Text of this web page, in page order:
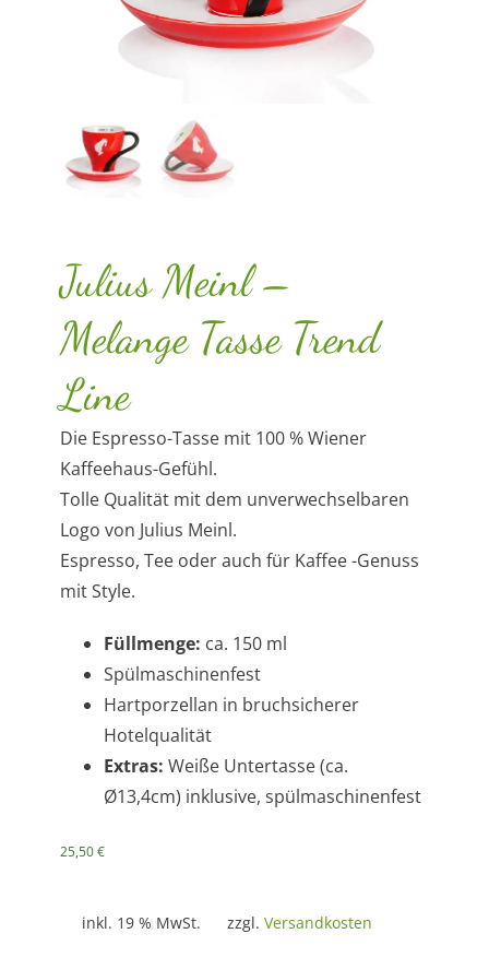
Julius Meinl –
Melange Tasse Trend
Line
Die Espresso-Tasse mit 100 % Wiener
Kaffeehaus-Gefühl.
Tolle Qualität mit dem unverwechselbaren
Logo von Julius Meinl.
Espresso, Tee oder auch für Kaffee -Genuss
mit Style.
Füllmenge: ca. 150 ml
Spülmaschinenfest
Hartporzellan in bruchsicherer
Hotelqualität
Extras: Weiße Untertasse (ca.
Ø13,4cm) inklusive, spülmaschinenfest
25,50€
inkl. 19 % MwSt. zzgl. Versandkosten